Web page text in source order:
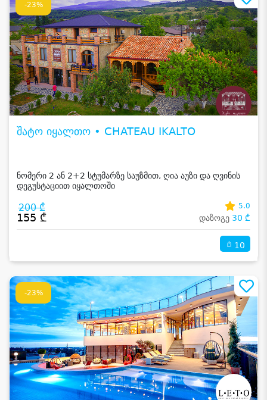
-23%
შატო იყალთო • CHATEAU IKALTO
ნომერი 2 ან 2+2 სტუმარზე საუზმით, ღია აუზი და ღვინის
დეგუსტაციით იყალთოში
200 ₾
155 ₾
5.0
დაზოგე 30 ₾
10
-23%